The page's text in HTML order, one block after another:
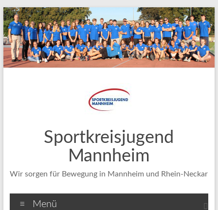
Zum
Inhalt
springen
Sportkreisjugend
Mannheim
Wir sorgen für Bewegung in Mannheim und Rhein-Neckar
Menü